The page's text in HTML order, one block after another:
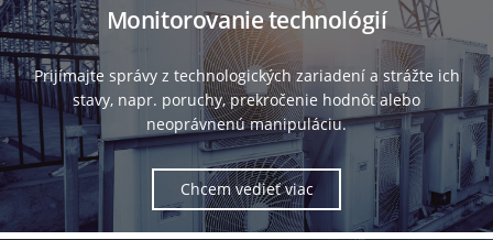
Monitorovanie technológií
Prijímajte správy z technologických zariadení a strážte ich
stavy, napr. poruchy, prekročenie hodnôt alebo
neoprávnenú manipuláciu.
Chcem vedieť viac